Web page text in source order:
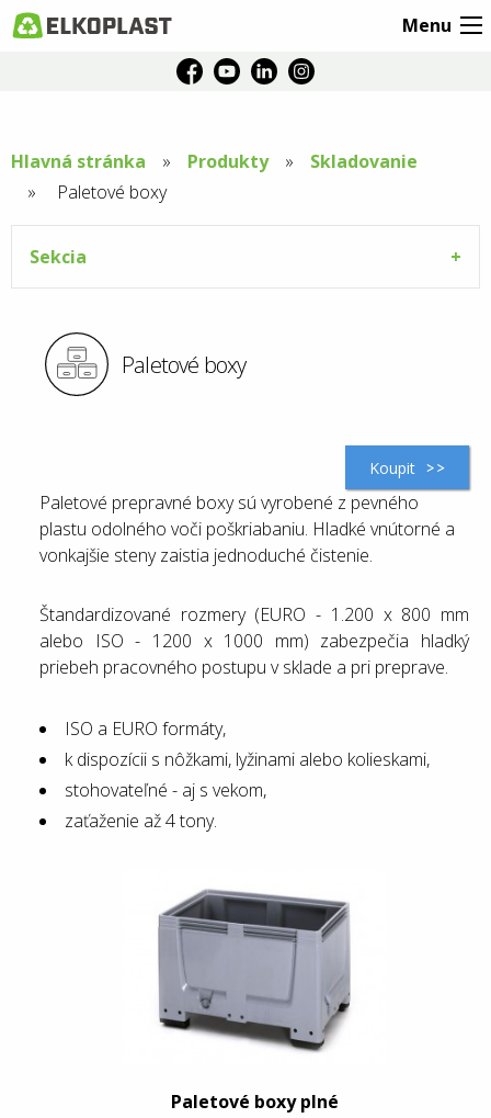
Menu
Hlavná stránka Produkty
Skladovanie
Aktuální
stránka:
Paletové boxy
Sekcia
Paletové boxy
Koupit
Paletové prepravné boxy sú vyrobené z pevného
plastu odolného voči poškriabaniu. Hladké vnútorné a
vonkajšie steny zaistia jednoduché čistenie.
Štandardizované rozmery (EURO - 1.200 x 800 mm
alebo ISO - 1200 x 1000 mm) zabezpečia hladký
priebeh pracovného postupu v sklade a pri preprave.
ISO a EURO formáty,
k dispozícii s nôžkami, lyžinami alebo kolieskami,
stohovateľné - aj s vekom,
zaťaženie až 4 tony.
Paletové boxy plné